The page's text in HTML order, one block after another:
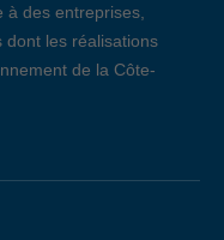
des entreprises,
les réalisations
de la Côte-